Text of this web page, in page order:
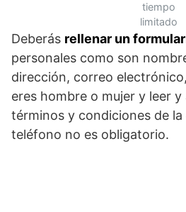
tiempo
limitado
Deberás rellenar un
personales como son
dirección, correo
eres hombre o mujer y leer
términos y condiciones de
teléfono no es obligatorio.